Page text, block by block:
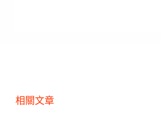
相關文章